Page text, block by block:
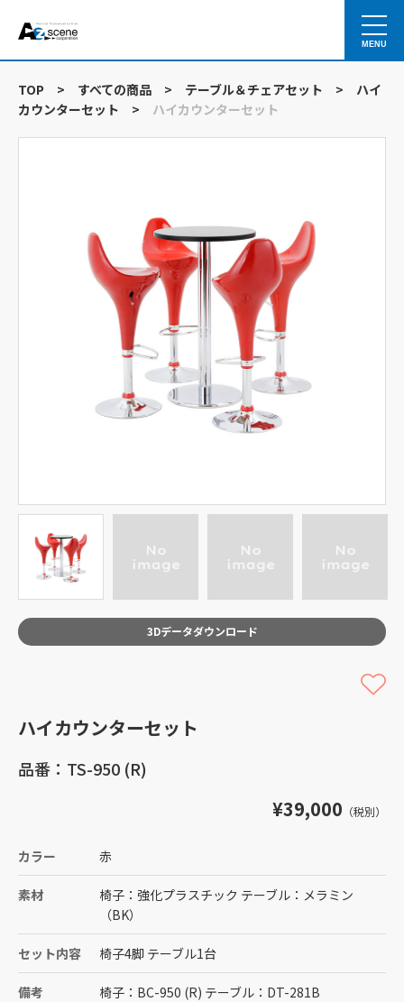
MENU
TOP > すべての商品 > テーブル＆チェアセット >
ハイ
カウンターセット
> ハイカウンターセット
3Dデータダウンロード
ハイカウンターセット
品番：TS-950 (R)
¥39,000 （税別）
カラー 赤
素材
椅子：強化プラスチック テーブル：メラミン
（BK）
セット内容 椅子4脚 テーブル1台
備考 椅子：BC-950 (R) テーブル：DT-281B